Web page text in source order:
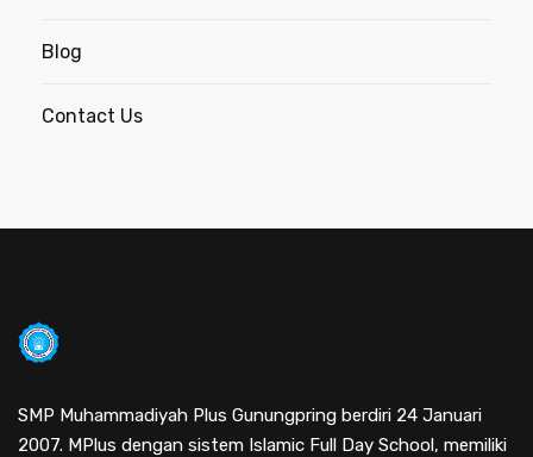
Blog
Contact Us
SMP Muhammadiyah Plus Gunungpring berdiri 24 Januari
2007. MPlus dengan sistem Islamic Full Day School, memiliki